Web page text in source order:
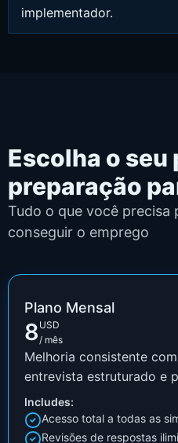
implementador.
Escolha o seu
preparação
Tudo o que você precisa
conseguir o emprego
Plano Mensal
8 USD
/ mês
Melhoria consistente
entrevista estruturado e
Includes:
Acesso total a todas as
Revisões de respostas